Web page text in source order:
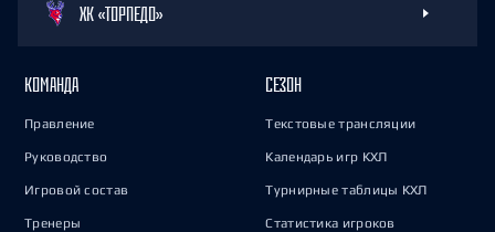
ХК «ТОРПЕДО»
КОМАНДА
Правление
Руководство
Игровой состав
Тренеры
СЕЗОН
Текстовые трансляции
Календарь игр КХЛ
Турнирные таблицы КХЛ
Статистика игроков